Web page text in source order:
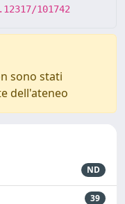
101742
sono stati
dell'ateneo
ND
39